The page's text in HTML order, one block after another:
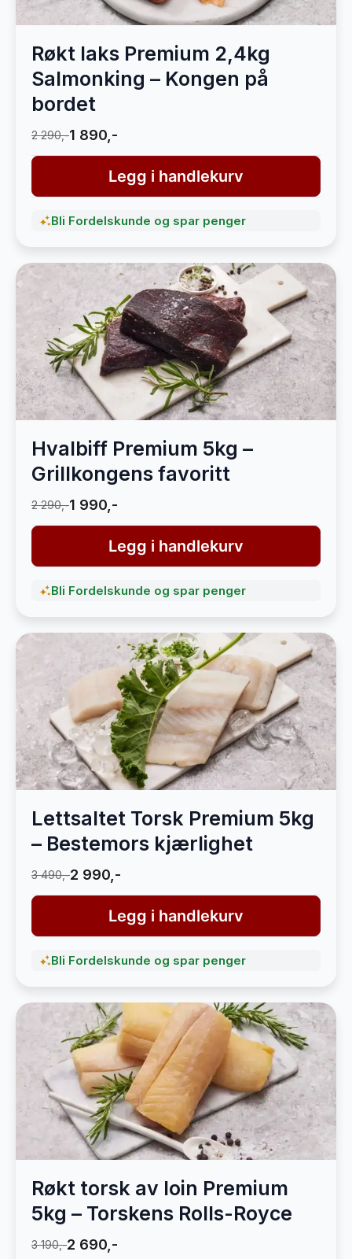
Røkt laks Premium 2,4kg
Salmonking – Kongen på
bordet
2 290,-1 890,-
Legg i handlekurv
Bli Fordelskunde og spar penger
Hvalbiff Premium 5kg –
Grillkongens favoritt
2 290,-1 990,-
Legg i handlekurv
Bli Fordelskunde og spar penger
Lettsaltet Torsk Premium 5kg
– Bestemors kjærlighet
3 490,-2 990,-
Legg i handlekurv
Bli Fordelskunde og spar penger
Røkt torsk av loin Premium
5kg – Torskens Rolls-Royce
3 190,-2 690,-